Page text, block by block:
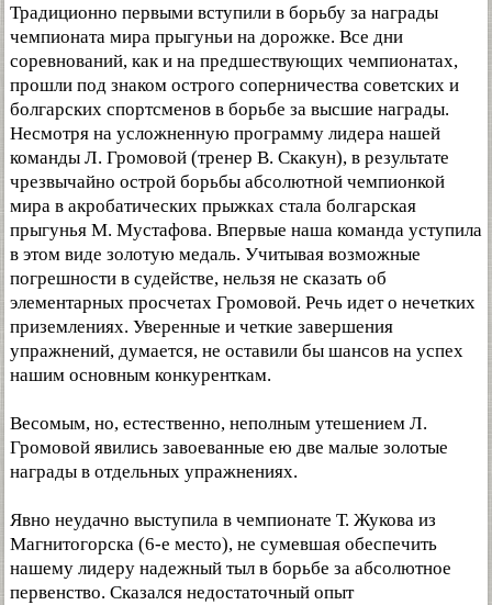
Традиционно первыми вступили в борьбу за награды
чемпионата мира прыгуньи на дорожке. Все дни
соревнований, как и на предшествующих чемпионатах,
прошли под знаком острого соперничества советских и
болгарских спортсменов в борьбе за высшие награды.
Несмотря на усложненную программу лидера нашей
команды Л. Громовой (тренер В. Скакун), в результате
чрезвычайно острой борьбы абсолютной чемпионкой
мира в акробатических прыжках стала болгарская
прыгунья М. Мустафова. Впервые наша команда уступила
в этом виде золотую медаль. Учитывая возможные
погрешности в судействе, нельзя не сказать об
элементарных просчетах Громовой. Речь идет о нечетких
приземлениях. Уверенные и четкие завершения
упражнений, думается, не оставили бы шансов на успех
нашим основным конкуренткам.
Весомым, но, естественно, неполным утешением Л.
Громовой явились завоеванные ею две малые золотые
награды в отдельных упражнениях.
Явно неудачно выступила в чемпионате Т. Жукова из
Магнитогорска (6-е место), не сумевшая обеспечить
нашему лидеру надежный тыл в борьбе за абсолютное
первенство. Сказался недостаточный опыт